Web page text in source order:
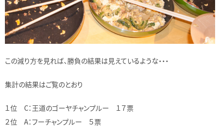
この減り方を見れば、勝負の結果は見えているような・・・
集計の結果はご覧のとおり
１位 C：王道のゴーヤチャンプルー １７票
２位 A：フーチャンプルー ５票